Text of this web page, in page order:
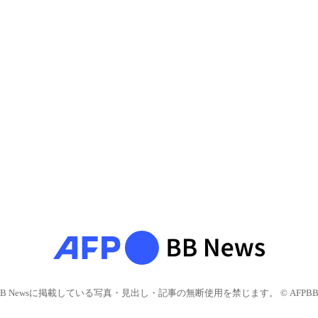
Newsに掲載している写真・見出し・記事の無断使用を禁じます。 © AFPBB